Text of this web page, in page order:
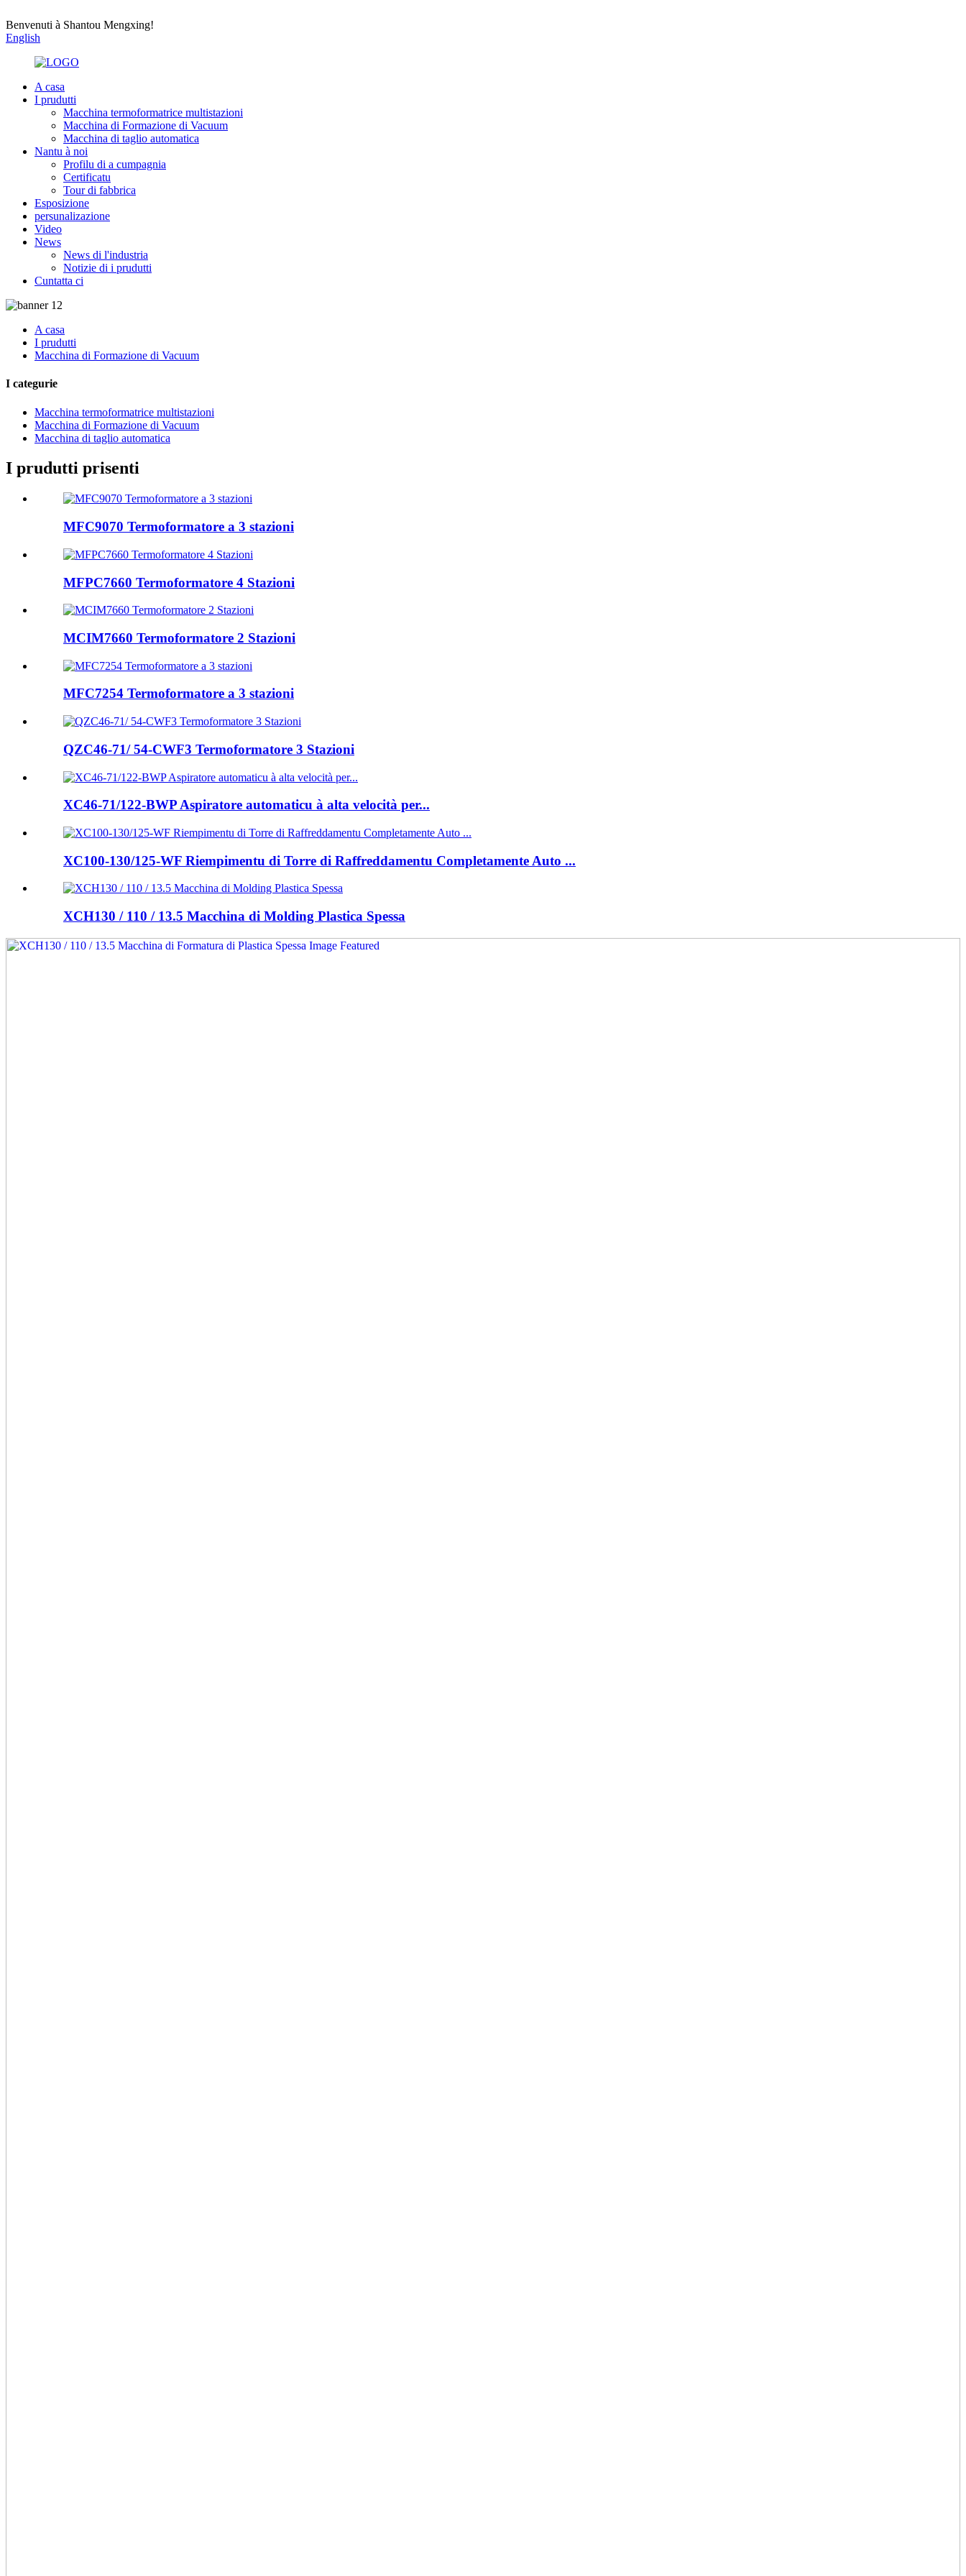
Benvenuti à Shantou Mengxing!
English
A casa
I prudutti
Macchina termoformatrice multistazioni
Macchina di Formazione di Vacuum
Macchina di taglio automatica
Nantu à noi
Profilu di a cumpagnia
Certificatu
Tour di fabbrica
Esposizione
persunalizazione
Video
News
News di l'industria
Notizie di i prudutti
Cuntatta ci
A casa
I prudutti
Macchina di Formazione di Vacuum
I categurie
Macchina termoformatrice multistazioni
Macchina di Formazione di Vacuum
Macchina di taglio automatica
I prudutti prisenti
MFC9070 Termoformatore a 3 stazioni
MFPC7660 Termoformatore 4 Stazioni
MCIM7660 Termoformatore 2 Stazioni
MFC7254 Termoformatore a 3 stazioni
QZC46-71/ 54-CWF3 Termoformatore 3 Stazioni
XC46-71/122-BWP Aspiratore automaticu à alta velocità per...
XC100-130/125-WF Riempimentu di Torre di Raffreddamentu Completamente Auto ...
XCH130 / 110 / 13.5 Macchina di Molding Plastica Spessa